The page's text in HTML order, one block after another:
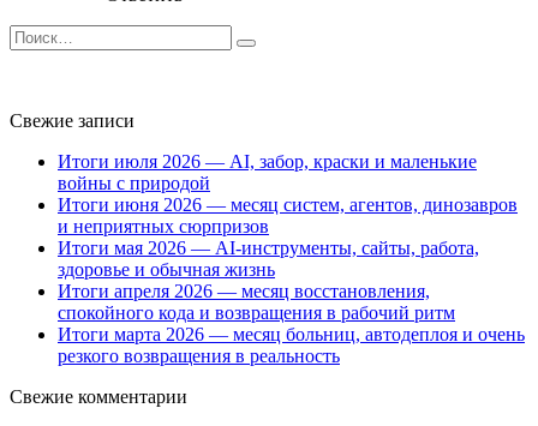
Search
for:
Свежие записи
Итоги июля 2026 — AI, забор, краски и маленькие
войны с природой
Итоги июня 2026 — месяц систем, агентов, динозавров
и неприятных сюрпризов
Итоги мая 2026 — AI-инструменты, сайты, работа,
здоровье и обычная жизнь
Итоги апреля 2026 — месяц восстановления,
спокойного кода и возвращения в рабочий ритм
Итоги марта 2026 — месяц больниц, автодеплоя и очень
резкого возвращения в реальность
Свежие комментарии